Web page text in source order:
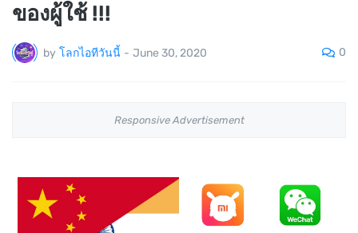
ของผู้ใช้​ ​!!!
by โลกไอทีวันนี้ - June 30, 2020 0
Responsive Advertisement